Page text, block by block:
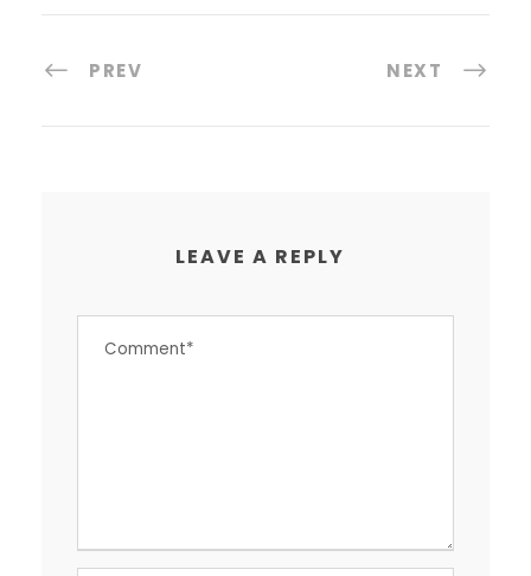
PREV NEXT
LEAVE A REPLY